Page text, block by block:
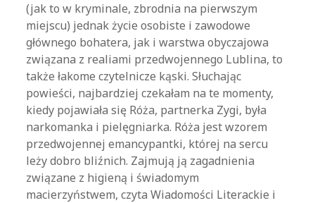
(jak to w kryminale, zbrodnia na pierwszym
miejscu) jednak życie osobiste i zawodowe
głównego bohatera, jak i warstwa obyczajowa
związana z realiami przedwojennego Lublina, to
także łakome czytelnicze kąski. Słuchając
powieści, najbardziej czekałam na te momenty,
kiedy pojawiała się Róża, partnerka Zygi, była
narkomanka i pielęgniarka. Róża jest wzorem
przedwojennej emancypantki, której na sercu
leży dobro bliźnich. Zajmują ją zagadnienia
związane z higieną i świadomym
macierzyństwem, czyta Wiadomości Literackie i